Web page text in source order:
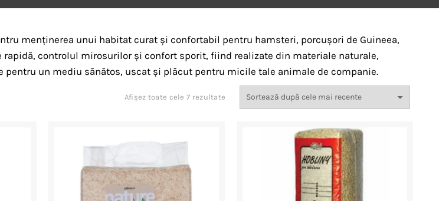
menținerea unui habitat curat și confortabil pentru hamsteri, porcușori de Guineea,
controlul mirosurilor și confort sporit, fiind realizate din materiale naturale,
un mediu sănătos, uscat și plăcut pentru micile tale animale de companie.
Afișez toate cele 7 rezultate Sortat
după